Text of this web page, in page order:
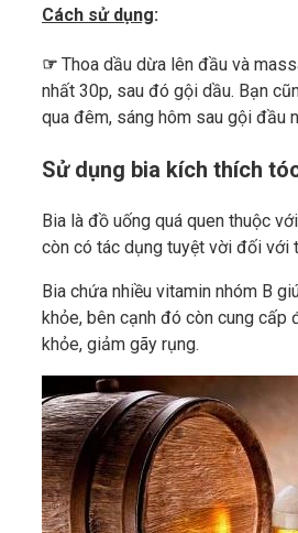
Cách sử dụng:
☞ Thoa dầu dừa lên đầu và
nhất 30p, sau đó gội dầu. Bạn
qua đêm, sáng hôm sau gội đầu
Sử dụng bia kích thích
Bia là đồ uống quá quen thuộc
còn có tác dụng tuyệt vời đối với
Bia chứa nhiều vitamin nhóm B
khỏe, bên cạnh đó còn cung cấp
khỏe, giảm gãy rụng.